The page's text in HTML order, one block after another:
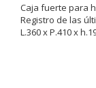
Caja fuerte para
Registro de las
L.360 x P.410 x